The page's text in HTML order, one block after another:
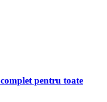
pentru toate